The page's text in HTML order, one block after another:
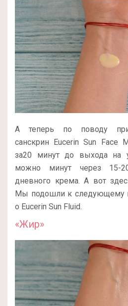
А теперь по поводу
санскрин Eucerin Sun Face
за20 минут до выхода на
можно минут через 15-
дневного крема. А вот
Мы подошли к следующему
о Eucerin Sun Fluid.
«Жир»